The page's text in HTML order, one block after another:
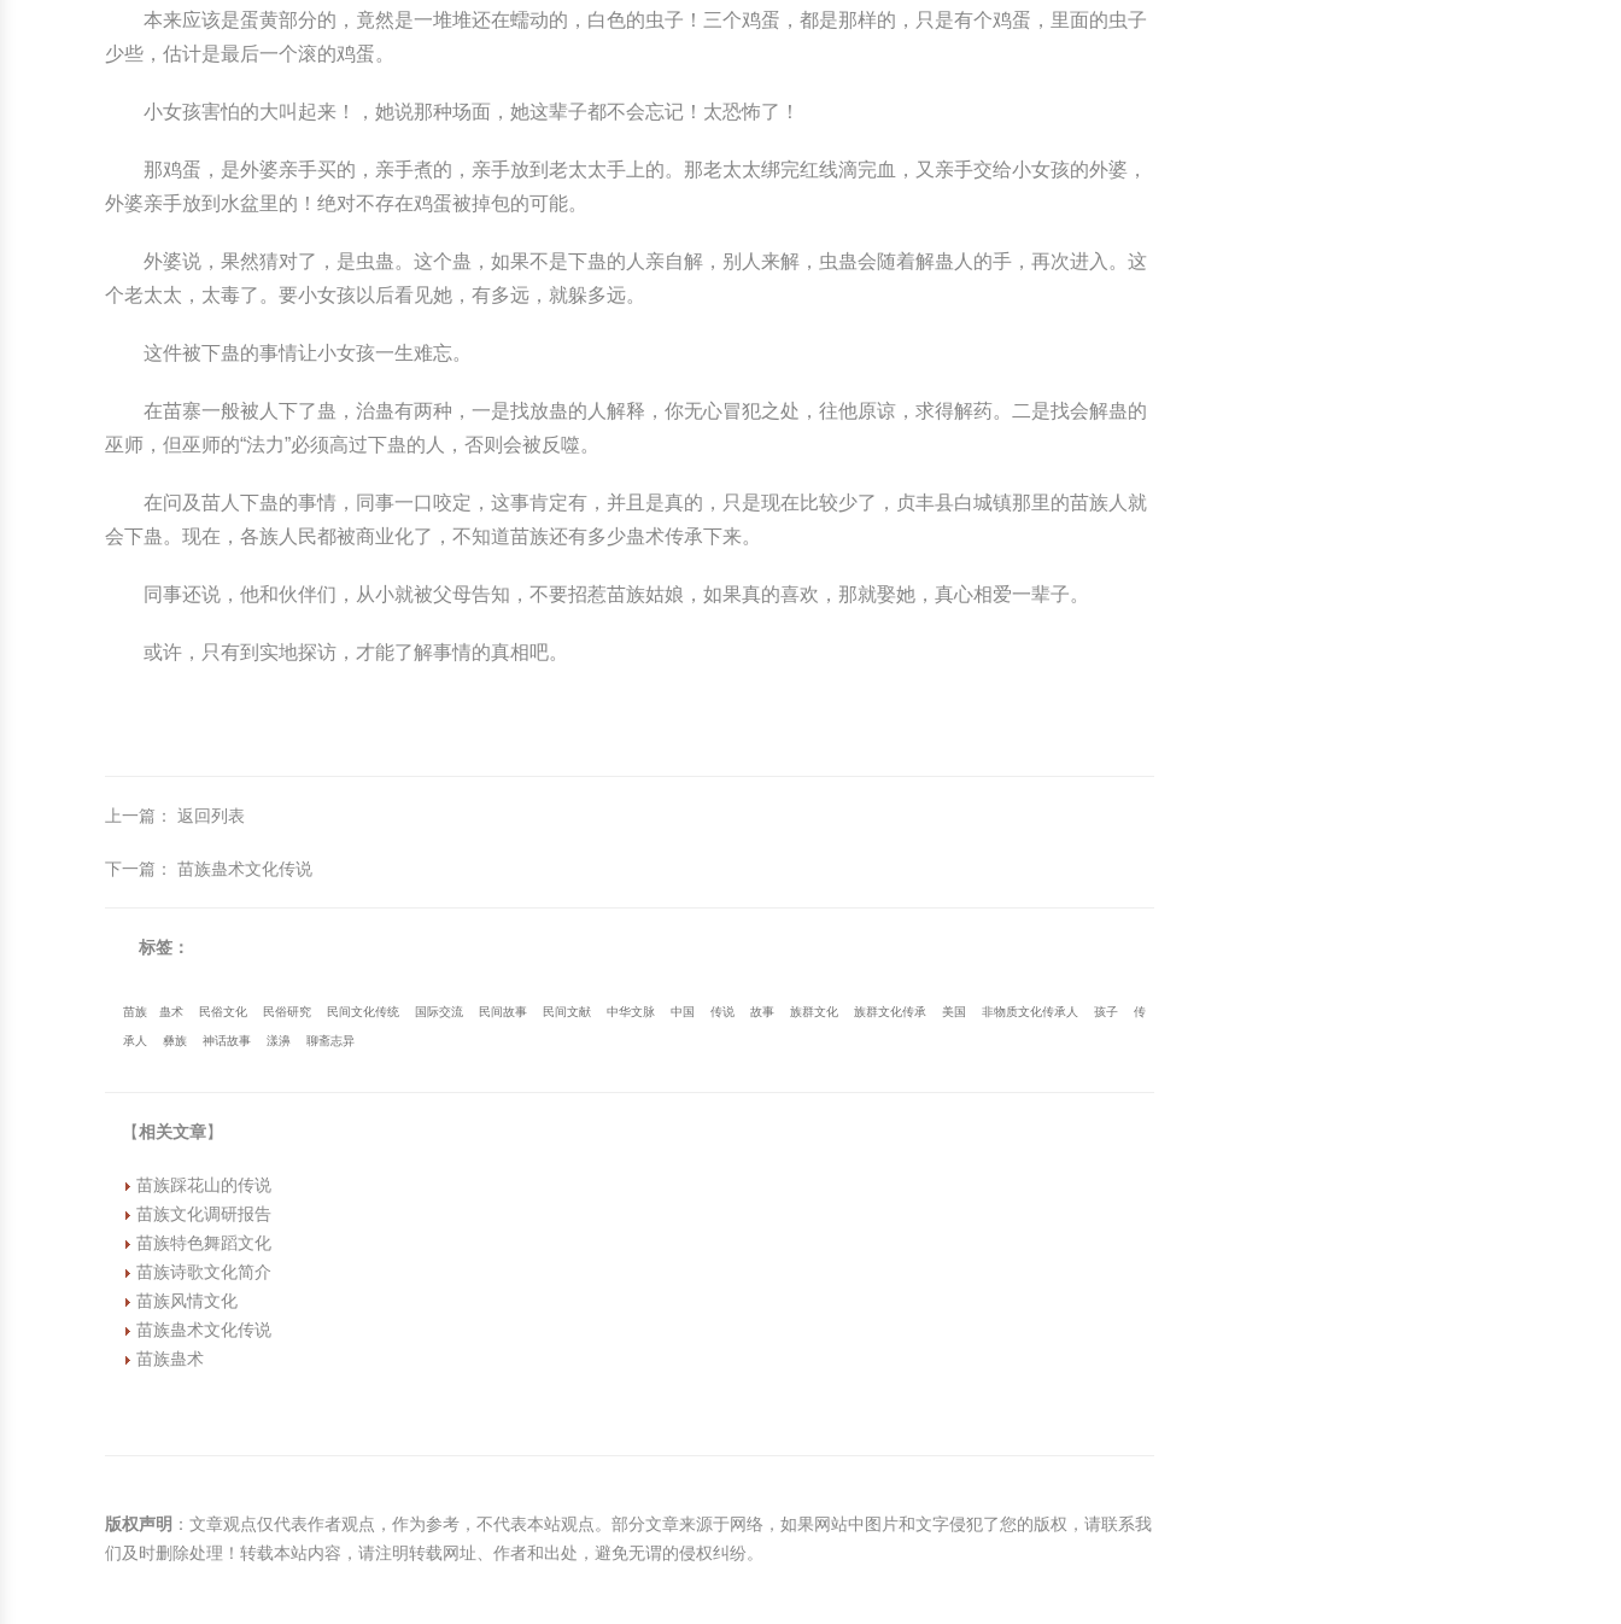
本来应该是蛋黄部分的，竟然是一堆堆还在蠕动的，白色的虫子！三个鸡蛋，都是那样的，只是有个鸡蛋，里面的虫子
少些，估计是最后一个滚的鸡蛋。
小女孩害怕的大叫起来！，她说那种场面，她这辈子都不会忘记！太恐怖了！
那鸡蛋，是外婆亲手买的，亲手煮的，亲手放到老太太手上的。那老太太绑完红线滴完血，又亲手交给小女孩的外婆，
外婆亲手放到水盆里的！绝对不存在鸡蛋被掉包的可能。
外婆说，果然猜对了，是虫蛊。这个蛊，如果不是下蛊的人亲自解，别人来解，虫蛊会随着解蛊人的手，再次进入。这
个老太太，太毒了。要小女孩以后看见她，有多远，就躲多远。
这件被下蛊的事情让小女孩一生难忘。
在苗寨一般被人下了蛊，治蛊有两种，一是找放蛊的人解释，你无心冒犯之处，往他原谅，求得解药。二是找会解蛊的
巫师，但巫师的“法力”必须高过下蛊的人，否则会被反噬。
在问及苗人下蛊的事情，同事一口咬定，这事肯定有，并且是真的，只是现在比较少了，贞丰县白城镇那里的苗族人就
会下蛊。现在，各族人民都被商业化了，不知道苗族还有多少蛊术传承下来。
同事还说，他和伙伴们，从小就被父母告知，不要招惹苗族姑娘，如果真的喜欢，那就娶她，真心相爱一辈子。
或许，只有到实地探访，才能了解事情的真相吧。
上一篇 ： 返回列表
下一篇 ： 苗族蛊术文化传说
标签：
苗族 蛊术 民俗文化 民俗研究 民间文化传统 国际交流 民间故事 民间文献 中华文脉 中国 传说 故事 族群文化 族群文化传承 美国 非物质文化传承人 孩子 传
承人 彝族 神话故事 漾濞 聊斋志异
【相关文章】
苗族踩花山的传说
苗族文化调研报告
苗族特色舞蹈文化
苗族诗歌文化简介
苗族风情文化
苗族蛊术文化传说
苗族蛊术
版权声明 ：文章观点仅代表作者观点，作为参考，不代表本站观点。部分文章来源于网络，如果网站中图片和文字侵犯了您的版权，请联系我
们及时删除处理！转载本站内容，请注明转载网址、作者和出处，避免无谓的侵权纠纷。